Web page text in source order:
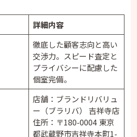
詳細内容
徹底した顧客志向と高い
交渉力。スピード査定と
プライバシーに配慮した
個室完備。
店舗：ブランドリバリュ
ー（ブラリバ） 吉祥寺店
住所：〒180-0004 東京
都武蔵野市吉祥寺本町1-